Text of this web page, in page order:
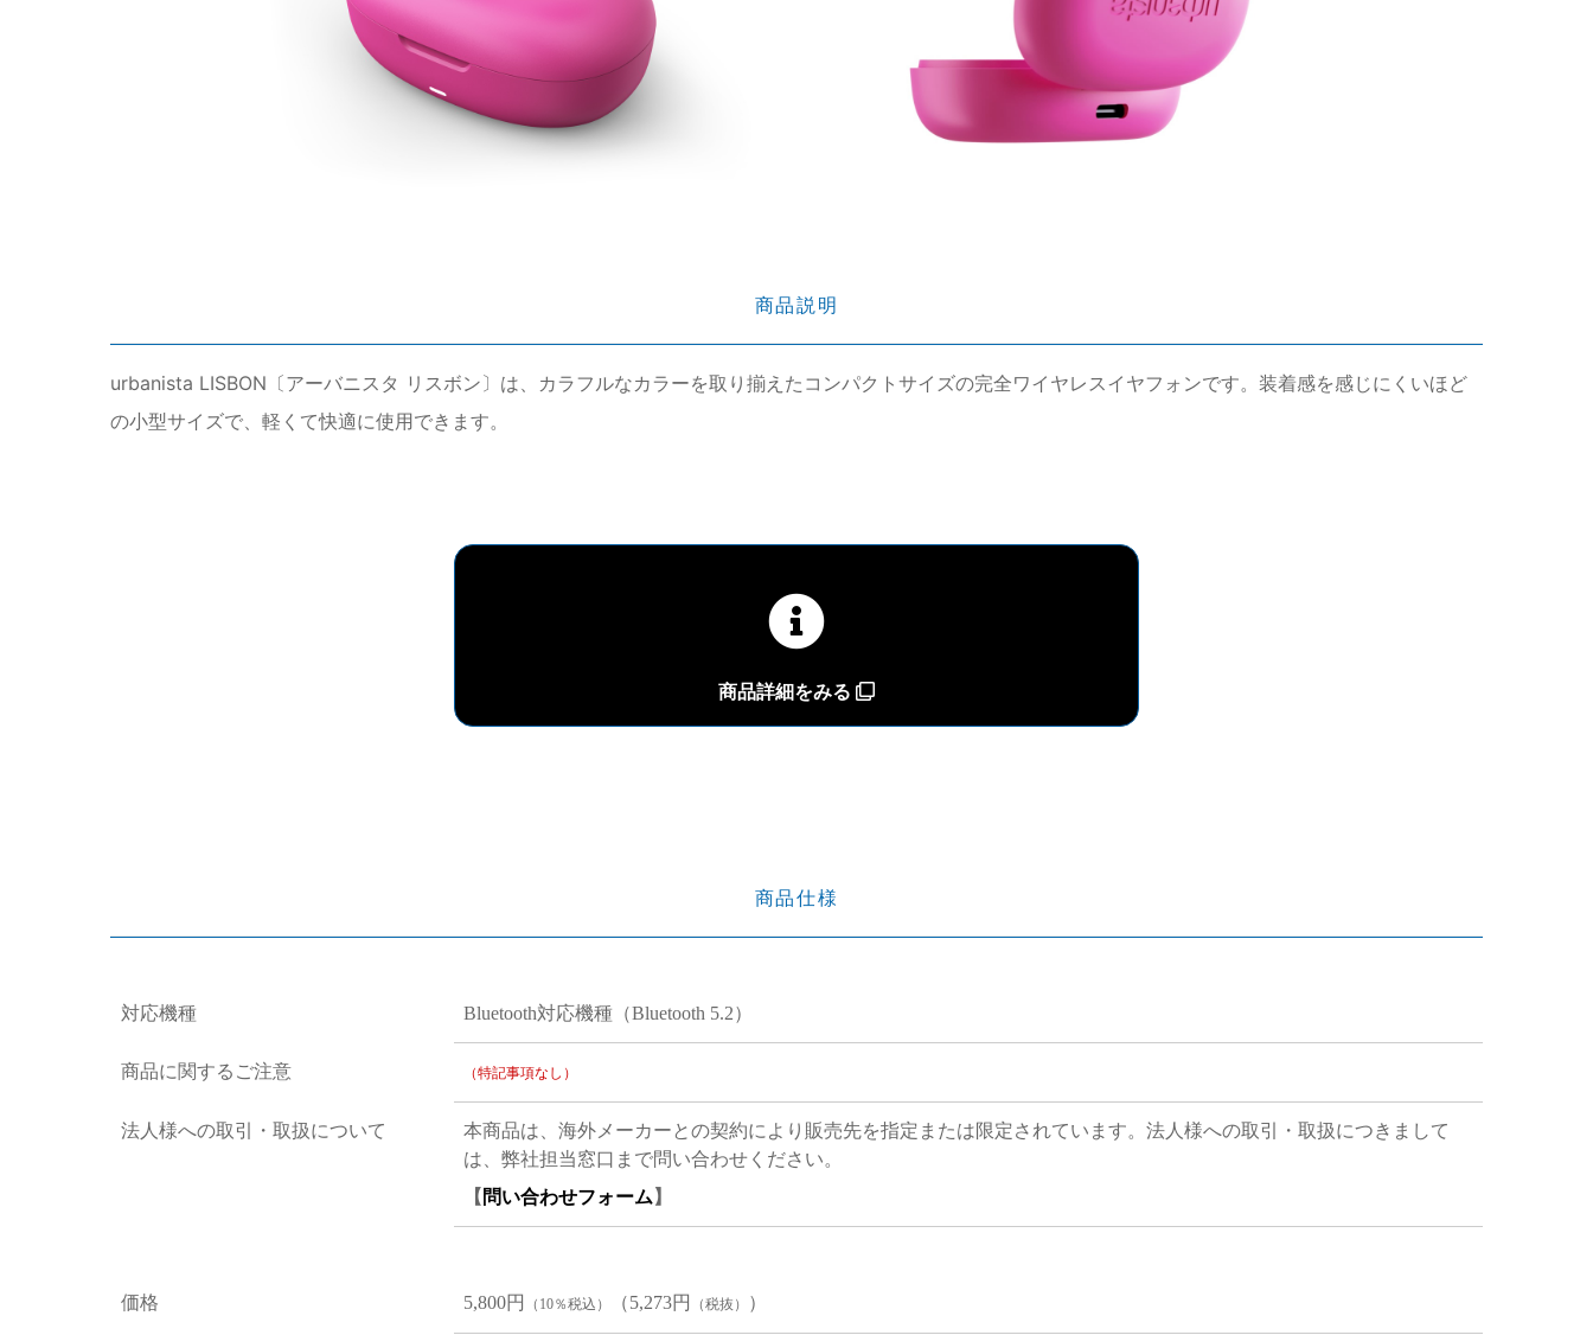
商品説明
urbanista LISBON〔アーバニスタ リスボン〕は、カラフルなカラーを取り揃えたコンパクトサイズの完全ワイヤレスイヤフォンです。装着感を感じにくいほど
の小型サイズで、軽くて快適に使用できます。
商品詳細をみる
商品仕様
対応機種 Bluetooth対応機種（Bluetooth 5.2）
商品に関するご注意 （特記事項なし）
法人様への取引・取扱について
本商品は、海外メーカーとの契約により販売先を指定または限定されています。法人様への取引・取扱につきまして
は、弊社担当窓口まで問い合わせください。
【 問い合わせフォーム 】
価格 5,800円 （10％税込） （5,273円 （税抜） ）